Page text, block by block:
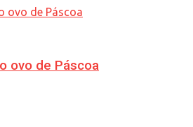
ovo de Páscoa